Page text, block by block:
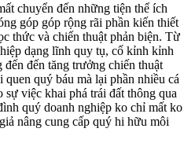
chuyển đến những tiện thể ích
góp góp rộng rãi phần kiến thiết
thức và chiến thuật phản biện. Từ
dạng lĩnh quy tụ, cố kỉnh kỉnh
đến tăng trưởng chiến thuật
quý báu mà lại phần nhiều cá
việc khai phá trái đất thông qua
quý doanh nghiệp ko chỉ mất ko
nâng cung cấp quý hi hữu môi